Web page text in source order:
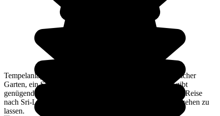
Tempelanlagen, eine alte Stadt im Kolonialstil, ein königlicher
Garten, ein See, und das alles mitten in den Bergen. Es gibt
genügend Gründe, die dafür sprechen, sich während einer Reise
nach Sri-Lanka keinesfalls einen Aufenthalt in Kandy entgehen zu
lassen.